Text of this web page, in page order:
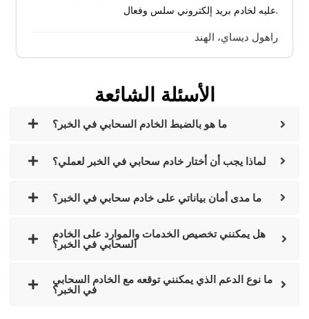
عليه لخادم بريد إلكتروني سلس وفعال.
راهول ديساي، الهند
الأسئلة الشائعة
ما هو بالضبط الخادم السحابي في الخبر؟
لماذا يجب أن أختار خادم سحابي في الخبر لعملي؟
ما مدى أمان بياناتي على خادم سحابي في الخبر؟
هل يمكنني تخصيص الخدمات والموارد على الخادم
السحابي في الخبر؟
ما نوع الدعم الذي يمكنني توقعه مع الخادم السحابي
في الخبر؟